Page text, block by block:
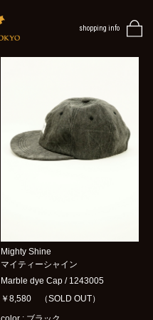
shopping info
Mighty Shine
マイティーシャイン
Marble dye Cap / 1243005
￥8,580 （SOLD OUT）